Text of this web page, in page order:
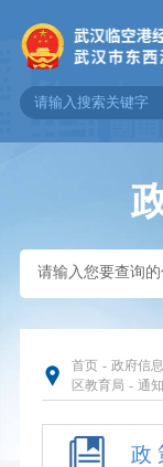
首页 - 政府信
区教育局 - 通
政